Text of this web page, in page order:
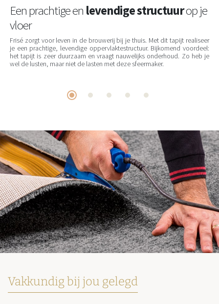
Een prachtige en levendige structuurop je
vloer
Frisé zorgt voor leven in de brouwerij bij je thuis. Met dit tapijt realiseer
je een prachtige, levendige oppervlaktestructuur. Bijkomend voordeel:
het tapijt is zeer duurzaam en vraagt nauwelijks onderhoud. Zo heb je
wel de lusten, maar niet de lasten met deze sfeermaker.
Vakkundig bij jou gelegd